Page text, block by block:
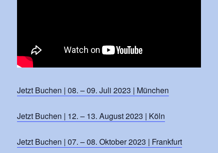
Jetzt Buchen | 08. – 09. Juli 2023 | München
Jetzt Buchen | 12. – 13. August 2023 | Köln
Jetzt Buchen | 07. – 08. Oktober 2023 | Frankfurt